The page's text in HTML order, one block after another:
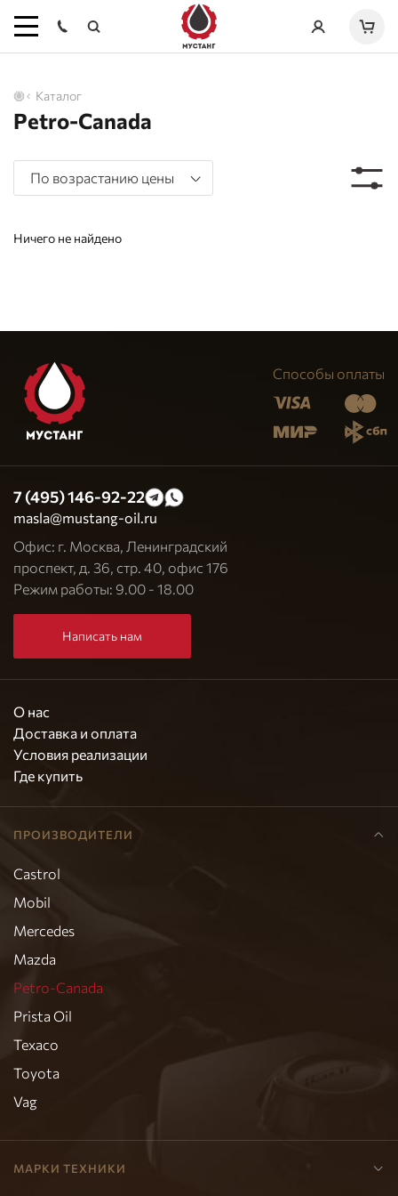
Каталог
Petro-Canada
По возрастанию цены
Ничего не найдено
Способы оплаты
О нас
Доставка и оплата
Условия реализации
Где купить
7 (495) 146-92-22
masla@mustang-oil.ru
Офис: г. Москва, Ленинградский
проспект, д. 36, стр. 40, офис 176
Режим работы: 9.00 - 18.00
Написать нам
ПРОИЗВОДИТЕЛИ
Castrol
Mobil
Mercedes
Mazda
Petro-Canada
Prista Oil
Texaco
Toyota
Vag
МАРКИ ТЕХНИКИ